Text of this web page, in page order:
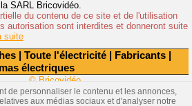
| Toute l'électricité | Fabricants |
électriques
SARL Bricovidéo.
du contenu de ce site et de l'utilisation
autorisation sont interdites et donneront suite
suite
© Bricovidéo
de personnaliser le contenu et les annonces,
aux médias sociaux et d'analyser notre